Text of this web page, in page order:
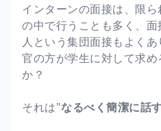
インターンの面接は、限
の中で行うことも多く、
人という集団面接もよく
官の方が学生に対して求
か？
それは"なるべく簡潔に話